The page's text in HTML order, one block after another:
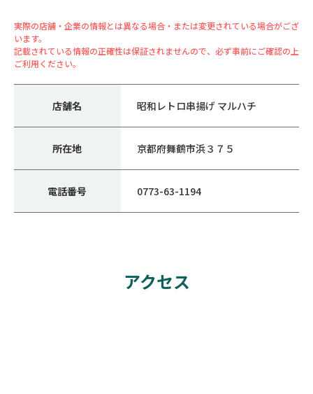
実際の店舗・企業の情報とは異なる場合・または変更されている場合がござ
います。
記載されている情報の正確性は保証されませんので、必ず事前にご確認の上
ご利用ください。
店舗名 昭和レトロ串揚げ マルハチ
所在地 京都府舞鶴市浜３７５
電話番号 0773-63-1194
アクセス